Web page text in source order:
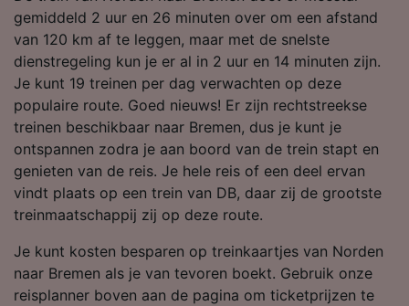
gemiddeld 2 uur en 26 minuten over om een afstand
van 120 km af te leggen, maar met de snelste
dienstregeling kun je er al in 2 uur en 14 minuten zijn.
Je kunt 19 treinen per dag verwachten op deze
populaire route. Goed nieuws! Er zijn rechtstreekse
treinen beschikbaar naar Bremen, dus je kunt je
ontspannen zodra je aan boord van de trein stapt en
genieten van de reis. Je hele reis of een deel ervan
vindt plaats op een trein van DB, daar zij de grootste
treinmaatschappij zij op deze route.
Je kunt kosten besparen op treinkaartjes van Norden
naar Bremen als je van tevoren boekt. Gebruik onze
reisplanner boven aan de pagina om ticketprijzen te